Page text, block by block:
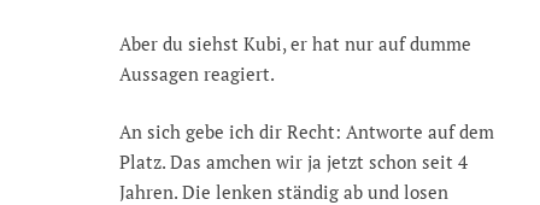
Aber du siehst Kubi, er hat nur auf dumme
Aussagen reagiert.
An sich gebe ich dir Recht: Antworte auf dem
Platz. Das amchen wir ja jetzt schon seit 4
Jahren. Die lenken ständig ab und losen